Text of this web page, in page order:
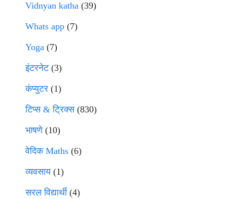
Vidnyan katha (39)
Whats app (7)
Yoga (7)
इंटरनेट(3)
कंप्युटर (1)
टिप्स & ट्रिक्स(830)
भाषणे(10)
वेदिक Maths (6)
व्यवसाय(1)
सरल विद्यार्थी(4)